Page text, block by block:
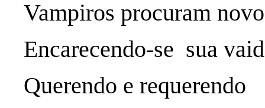
Vampiros procuram
Encarecendo-se sua
Querendo e requerendo